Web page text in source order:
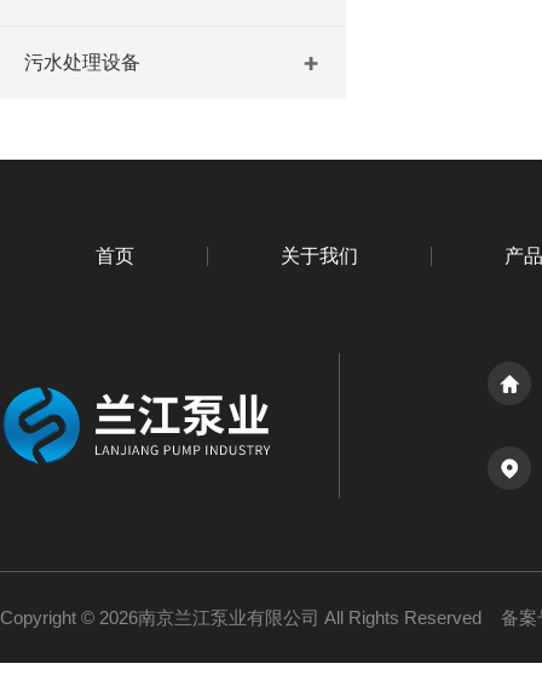
污水处理设备
首页 关于我们 产
Copyright © 2026南京兰江泵业有限公司 All Rights Reserved 备案